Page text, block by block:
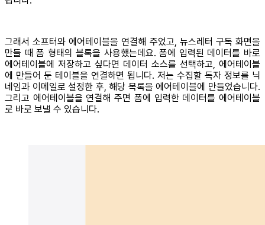
그래서 소프터와 에어테이블을 연결해 주었고, 뉴스레터 구독 화면을
만들 때 폼 형태의 블록을 사용했는데요. 폼에 입력된 데이터를 바로
에어테이블에 저장하고 싶다면 데이터 소스를 선택하고, 에어테이블
에 만들어 둔 테이블을 연결하면 됩니다. 저는 수집할 독자 정보를 닉
네임과 이메일로 설정한 후, 해당 목록을 에어테이블에 만들었습니다.
그리고 에어테이블을 연결해 주면 폼에 입력한 데이터를 에어테이블
로 바로 보낼 수 있습니다.